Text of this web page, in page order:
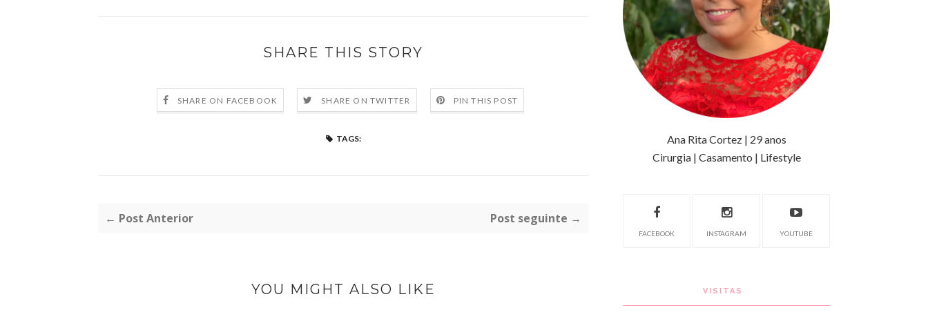
SHARE THIS STORY
SHARE ON FACEBOOK SHARE ON TWITTER PIN THIS POST
TAGS:
← Post Anterior Post seguinte →
YOU MIGHT ALSO LIKE
Ana Rita Cortez | 29 anos
Cirurgia | Casamento | Lifestyle
FACEBOOK INSTAGRAM YOUTUBE
VISITAS